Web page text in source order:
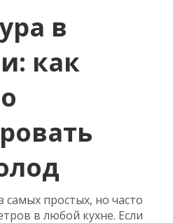
в
как
простых, но часто
в любой кухне. Если